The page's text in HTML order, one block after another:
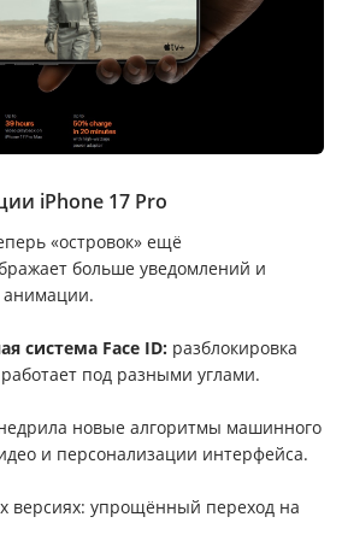
iPhone 17 Pro
«островок» ещё
больше уведомлений и
анимации.
система Face ID: разблокировка
под разными углами.
новые алгоритмы машинного
и персонализации интерфейса.
версиях: упрощённый переход на